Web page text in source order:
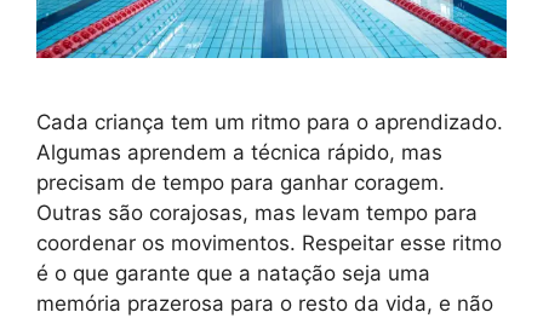
Cada criança tem um ritmo para o aprendizado.
Algumas aprendem a técnica rápido, mas
precisam de tempo para ganhar coragem.
Outras são corajosas, mas levam tempo para
coordenar os movimentos. Respeitar esse ritmo
é o que garante que a natação seja uma
memória prazerosa para o resto da vida, e não